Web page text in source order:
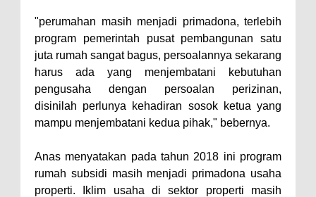
Polsek Bolo Bongkar Peredaran
Sabu di Tambe, 2 Pria
Diamankan Bersama 23 Poket
Sabu Siap Edar
SIGAPUAN dan Ikhtiar Kota Bima
Menjemput Korban Kekerasan
ke Kades dan Ketua RT Yang
Aktif Bantu Polisi Berantas
"perumahan masih menjadi primadona, terlebih
program pemerintah pusat pembangunan satu
juta rumah sangat bagus, persoalannya sekarang
harus ada yang menjembatani kebutuhan
pengusaha dengan persoalan perizinan,
disinilah perlunya kehadiran sosok ketua yang
mampu menjembatani kedua pihak," bebernya.
Anas menyatakan pada tahun 2018 ini program
rumah subsidi masih menjadi primadona usaha
properti. Iklim usaha di sektor properti masih